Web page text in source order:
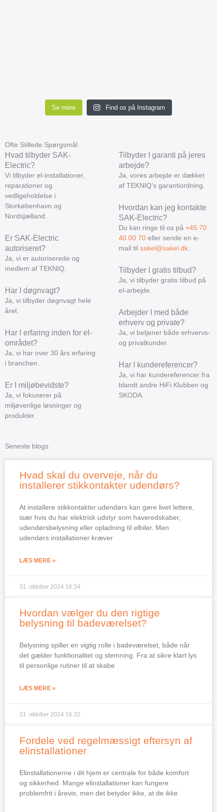
Se mere Find os på Instagram
Ofte Stillede Spørgsmål
Hvad tilbyder SAK-
Electric?
Vi tilbyder el-installationer,
reparationer og
vedligeholdelse i
Storkøbenhavn og
Nordsjælland.
Er SAK-Electric
autoriseret?
Ja, vi er autoriserede og
medlem af TEKNIQ.
Har I døgnvagt?
Ja, vi tilbyder døgnvagt hele
året.
Har I erfaring inden for el-
området?
Ja, vi har over 30 års erfaring
i branchen.
Er I miljøbevidste?
Ja, vi fokuserer på
miljøvenlige løsninger og
produkter.
Tilbyder I garanti på jeres
arbejde?
Ja, vores arbejde er dækket
af TEKNIQ's garantiordning.
Hvordan kan jeg kontakte
SAK-Electric?
Du kan ringe til os på+45 70
40 00 70 eller sende en e-
mail tilsakel@sakel.dk
Tilbyder I gratis tilbud?
Ja, vi tilbyder gratis tilbud på
el-arbejde.
Arbejder I med både
erhverv og private?
Ja, vi betjener både erhvervs-
og privatkunder.
Har I kundereferencer?
Ja, vi har kundereferencer fra
blandt andre HiFi Klubben og
SKODA.
Seneste blogs
Hvad skal du overveje, når du
installerer stikkontakter udendørs?
At installere stikkontakter udendørs kan gøre livet lettere,
især hvis du har elektrisk udstyr som haveredskaber,
udendørsbelysning eller opladning til elbiler. Men
udendørs installationer kræver
LÆS MERE »
31. oktober 2024 16:34
Hvordan vælger du den rigtige
belysning til badeværelset?
Belysning spiller en vigtig rolle i badeværelset, både når
det gælder funktionalitet og stemning. Fra at sikre klart lys
til personlige rutiner til at skabe
LÆS MERE »
31. oktober 2024 16:32
Fordele ved regelmæssigt eftersyn af
elinstallationer
Elinstallationerne i dit hjem er centrale for både komfort
og sikkerhed. Mange elinstallationer kan fungere
problemfrit i årevis, men det betyder ikke, at de ikke